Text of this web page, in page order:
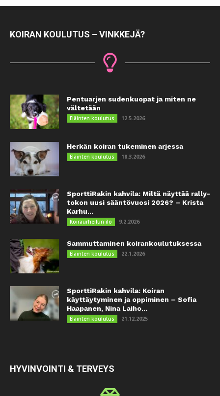
KOIRAN KOULUTUS – VINKKEJÄ?
Pentuarjen sudenkuopat ja miten ne
vältetään
Eläinten koulutus 12.5.2026
Herkän koiran tukeminen arjessa
Eläinten koulutus 18.3.2026
SporttiRakin kahvila: Miltä näyttää rally-
tokon uusi sääntövuosi 2026? – Krista
Karhu...
Koiraurheilun ilo 9.2.2026
Sammuttaminen koirankoulutuksessa
Eläinten koulutus 22.1.2026
SporttiRakin kahvila: Koiran
käyttäytyminen ja oppiminen – Sofia
Haapanen, Nina Laiho...
Eläinten koulutus 21.12.2025
HYVINVOINTI & TERVEYS